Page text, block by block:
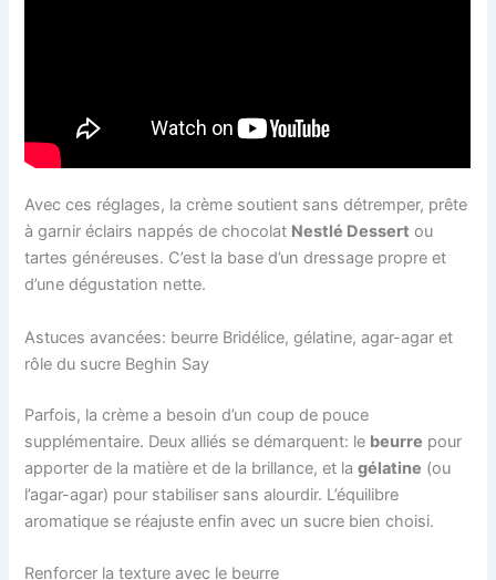
Avec ces réglages, la crème soutient sans détremper, prête
à garnir éclairs nappés de chocolat Nestlé Dessert ou
tartes généreuses. C’est la base d’un dressage propre et
d’une dégustation nette.
Astuces avancées: beurre Bridélice, gélatine, agar-agar et
rôle du sucre Beghin Say
Parfois, la crème a besoin d’un coup de pouce
supplémentaire. Deux alliés se démarquent: le beurre pour
apporter de la matière et de la brillance, et lagélatine (ou
l’agar-agar) pour stabiliser sans alourdir. L’équilibre
aromatique se réajuste enfin avec un sucre bien choisi.
Renforcer la texture avec le beurre